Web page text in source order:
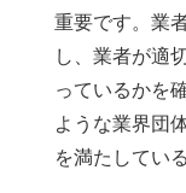
重要です。業
し、業者が適
っているかを
ような業界団
を満たしてい